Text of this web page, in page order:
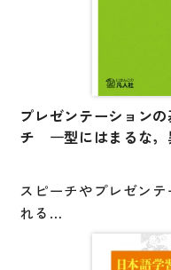
プレゼンテーション
チ ―型にはまるな
スピーチやプレゼン
れる
「何を話せばいいの
この悩みの裏には、